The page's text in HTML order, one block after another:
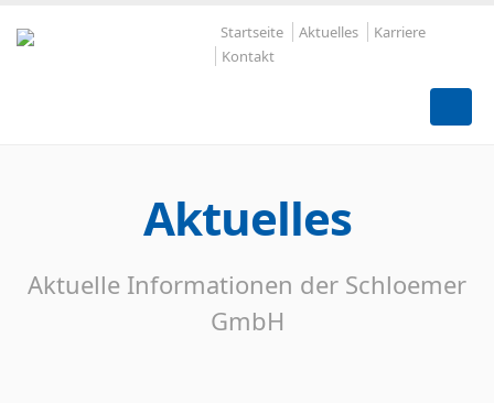
Startseite Aktuelles
Karriere
Kontakt
Aktuelles
Aktuelle Informationen der Schloemer
GmbH